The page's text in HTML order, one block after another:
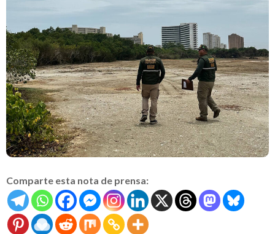
Comparte esta nota de prensa: